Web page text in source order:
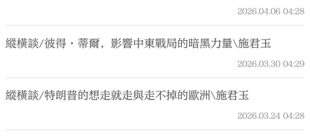
2026.04.06 04:28
縱橫談/彼得·蒂爾，影響中東戰局的暗黑力量\施君玉
2026.03.30 04:29
縱橫談/特朗普的想走就走與走不掉的歐洲\施君玉
2026.03.24 04:28